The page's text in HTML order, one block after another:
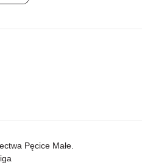
Pęcice Małe.